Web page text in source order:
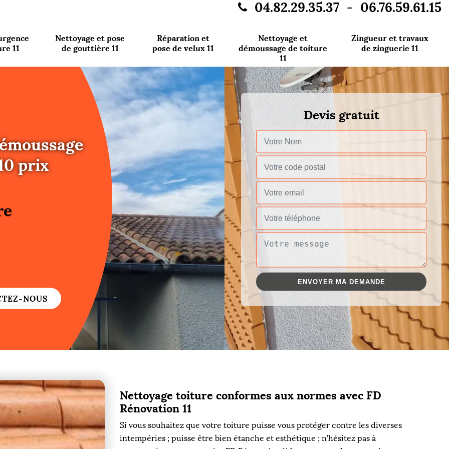
04.82.29.35.37 - 06.76.59.61.15
11
Nettoyage et pose
de gouttière 11
Réparation et
pose de velux 11
Nettoyage et
démoussage de toiture
11
Zingueur et travaux
de zinguerie 11
prix
NOUS
Devis gratuit
Nettoyage toiture conformes aux normes avec FD
Rénovation 11
Si vous souhaitez que votre toiture puisse vous protéger contre les diverses
intempéries ; puisse être bien étanche et esthétique ; n’hésitez pas à